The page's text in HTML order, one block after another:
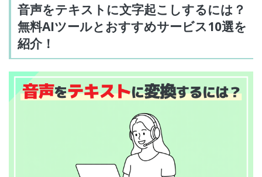
音声をテキストに文字起こしするには？
無料AIツールとおすすめサービス10選を
紹介！